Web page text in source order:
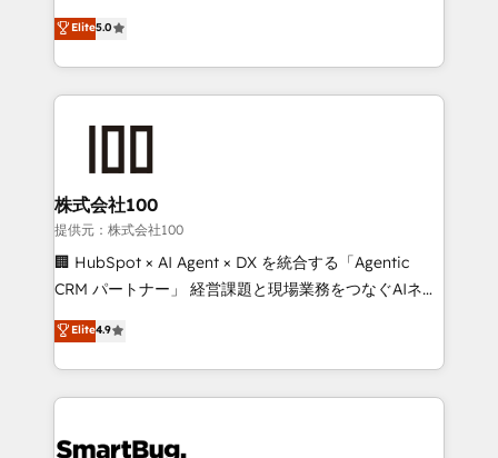
Certified Experts & Trainers across the team ★
1,500+ implementations across five continents ★ AI-
First, RevOps-led, Onboarding obsessed ★
Company of the Year 2024/25 INSIDEA helps
and build AI-powered workflows that drive adoption
from week one, in your time zone. What we do ➤
Onboarding: Live in weeks, with workflows built
around your business, not a template. ➤ Migration:
Move from any legacy CRM. Zero downtime, full data
run your revenue process. Sales, marketing, and
service wired together. ➤ AI and Integrations: Layer
tune-ups, feature rollouts, adoption coaching. Buying
Elite5.0
株式会社100
提供元：株式会社100
🏢 HubSpot × AI Agent × DX を統合する「Agentic
CRM パートナー」 経営課題と現場業務をつなぐAIネイ
ティブ・エージェンシーとして、HubSpot Eliteの実装
力で顧客フロント業務を再設計します。 💡 100inc は何
をする会社か？ HubSpotを共通基盤に、AIエージェン
トを組み込んだ顧客フロント業務（マーケティング・営
ィブ・エージェンシーです。事業部・グループ会社・部
Elite4.9